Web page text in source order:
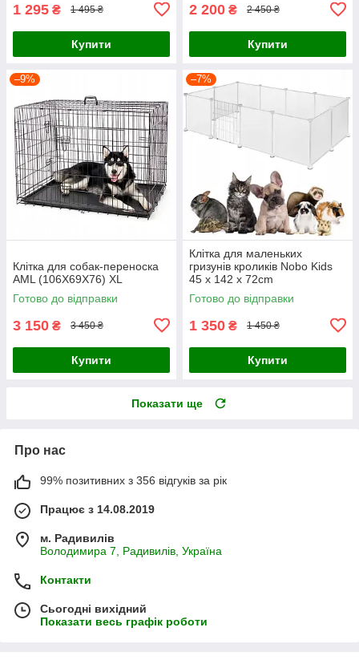
1 295 ₴ 1 495 ₴
Купити
2 200 ₴ 2 450 ₴
Купити
–9%
Клітка для собак-переноска
AML (106X69X76) XL
Готово до відправки
3 150 ₴ 3 450 ₴
Купити
–7%
Клітка для маленьких
гризунів кроликів Nobo Kids
45 x 142 x 72cm
Готово до відправки
1 350 ₴ 1 450 ₴
Купити
Показати ще
Про нас
99% позитивних з 356 відгуків за рік
Працює з 14.08.2019
м. Радивилів
Володимира 7, Радивилів, Україна
Контакти
Сьогодні вихідний
Показати весь графік роботи